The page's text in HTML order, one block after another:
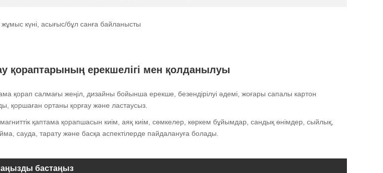
күні, асығыс/бұл санға байланысты
қораптарының ерекшелігі мен қолданылуы
қорап салмағы жеңіл, дизайны бойынша ерекше, безендірілуі әдемі, жоғары сапалы картон
қоршаған ортаны қорғау және ластаусыз.
қаптама қорапшасын киім, аяқ киім, сөмкелер, көркем бұйымдар, сандық өнімдер, сыйлық,
сауда, тарату және басқа аспектілерде пайдалануға болады.
бастаңыз